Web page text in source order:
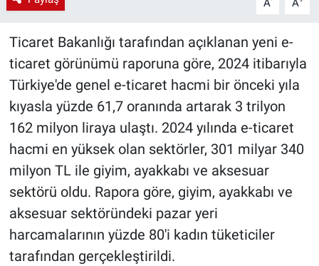
A A
Ticaret Bakanlığı tarafından açıklanan yeni e-
ticaret görünümü raporuna göre, 2024 itibarıyla
Türkiye'de genel e-ticaret hacmi bir önceki yıla
kıyasla yüzde 61,7 oranında artarak 3 trilyon
162 milyon liraya ulaştı. 2024 yılında e-ticaret
hacmi en yüksek olan sektörler, 301 milyar 340
milyon TL ile giyim, ayakkabı ve aksesuar
sektörü oldu. Rapora göre, giyim, ayakkabı ve
aksesuar sektöründeki pazar yeri
harcamalarının yüzde 80'i kadın tüketiciler
tarafından gerçekleştirildi.